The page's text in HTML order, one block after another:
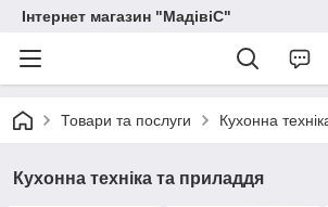
Інтернет магазин "МадівіС"
Товари та послуги Кухонна
Кухонна техніка та приладдя